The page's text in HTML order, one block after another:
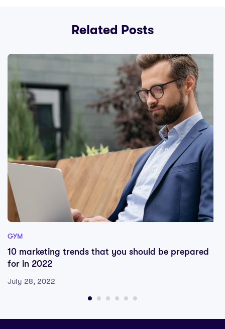
Related Posts
GYM
10 marketing trends that you should be prepared
for in 2022
July 28, 2022